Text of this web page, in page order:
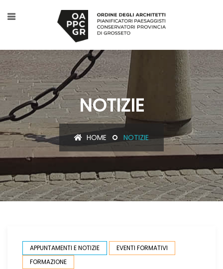
NOTIZIE
HOME NOTIZIE
APPUNTAMENTI E NOTIZIE
EVENTI FORMATIVI
FORMAZIONE